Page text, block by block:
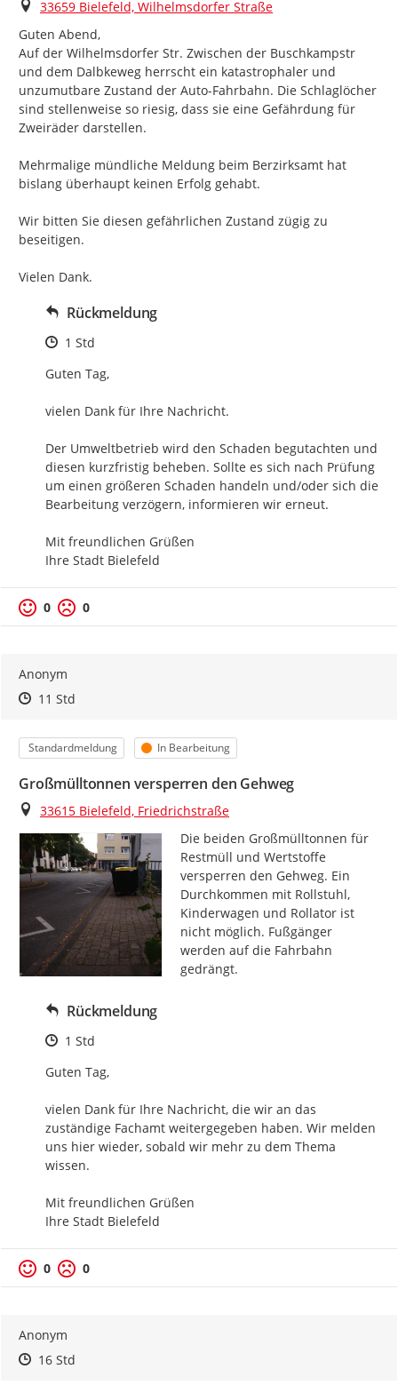
Ort
33659 Bielefeld, Wilhelmsdorfer Straße
Guten Abend,
Auf der Wilhelmsdorfer Str. Zwischen der Buschkampstr
und dem Dalbkeweg herrscht ein katastrophaler und
unzumutbare Zustand der Auto-Fahrbahn. Die Schlaglöcher
sind stellenweise so riesig, dass sie eine Gefährdung für
Zweiräder darstellen.
Mehrmalige mündliche Meldung beim Berzirksamt hat
bislang überhaupt keinen Erfolg gehabt.
Wir bitten Sie diesen gefährlichen Zustand zügig zu
beseitigen.
Vielen Dank.
Rückmeldung
Zeitpunkt des Erstellens
1 Std
Guten Tag,
vielen Dank für Ihre Nachricht.
Der Umweltbetrieb wird den Schaden begutachten und
diesen kurzfristig beheben. Sollte es sich nach Prüfung
um einen größeren Schaden handeln und/oder sich die
Bearbeitung verzögern, informieren wir erneut.
Mit freundlichen Grüßen
Ihre Stadt Bielefeld
0 0
Anonym
Zeitpunkt des Erstellens
Zeitpunkt des Erstellens
11 StdZur Äußerung
Kategorie
Standardmeldung Status
In Bearbeitung
Großmülltonnen versperren den Gehweg
Ort
33615 Bielefeld, Friedrichstraße
Die beiden Großmülltonnen für
Restmüll und Wertstoffe
versperren den Gehweg. Ein
Durchkommen mit Rollstuhl,
Kinderwagen und Rollator ist
nicht möglich. Fußgänger
werden auf die Fahrbahn
gedrängt.
Rückmeldung
Zeitpunkt des Erstellens
1 Std
Guten Tag,
vielen Dank für Ihre Nachricht, die wir an das
zuständige Fachamt weitergegeben haben. Wir melden
uns hier wieder, sobald wir mehr zu dem Thema
wissen.
Mit freundlichen Grüßen
Ihre Stadt Bielefeld
0 0
Anonym
Zeitpunkt des Erstellens
Zeitpunkt des Erstellens
16 StdZur Äußerung